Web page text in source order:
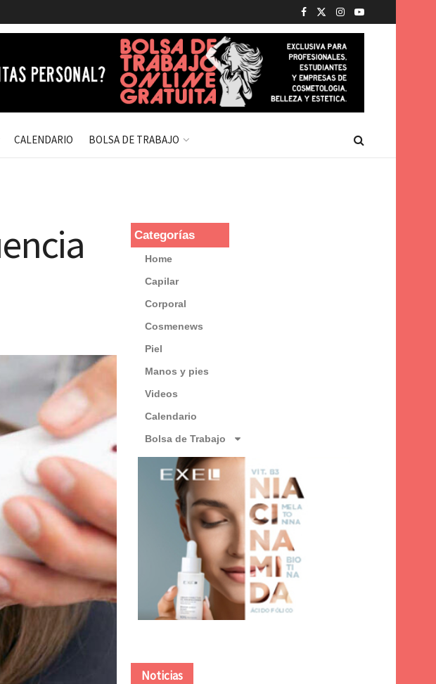
CALENDARIO BOLSA DE TRABAJO
Categorías
Home
Capilar
Corporal
Cosmenews
Piel
Manos y pies
Videos
Calendario
Bolsa de Trabajo
Noticias